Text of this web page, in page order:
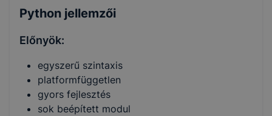
Python jellemzői
Előnyök:
egyszerű szintaxis
platformfüggetlen
gyors fejlesztés
sok beépített modul